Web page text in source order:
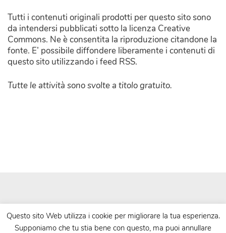
Tutti i contenuti originali prodotti per questo sito sono
da intendersi pubblicati sotto la licenza Creative
Commons. Ne è consentita la riproduzione citandone la
fonte. E’ possibile diffondere liberamente i contenuti di
questo sito utilizzando i feed RSS.
Tutte le attività sono svolte a titolo gratuito.
Questo sito Web utilizza i cookie per migliorare la tua esperienza.
Supponiamo che tu stia bene con questo, ma puoi annullare